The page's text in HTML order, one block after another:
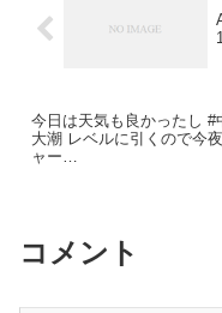
今日は天気も良かったし #
大潮 レベルに引くので今
ャー…
コメント